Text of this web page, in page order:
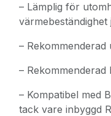
– Lämplig för
– Rekommenderad
– Rekommenderad
– Kompatibel med
tack vare inbyggd